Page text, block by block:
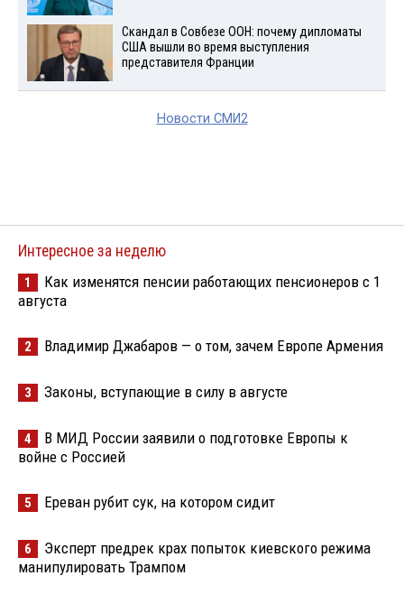
Скандал в Совбезе ООН: почему дипломаты
США вышли во время выступления
представителя Франции
Новости СМИ2
Интересное за неделю
1
Как изменятся пенсии работающих пенсионеров с 1
августа
2 Владимир Джабаров — о том, зачем Европе Армения
3 Законы, вступающие в силу в августе
4
В МИД России заявили о подготовке Европы к
войне с Россией
5 Ереван рубит сук, на котором сидит
6
Эксперт предрек крах попыток киевского режима
манипулировать Трампом